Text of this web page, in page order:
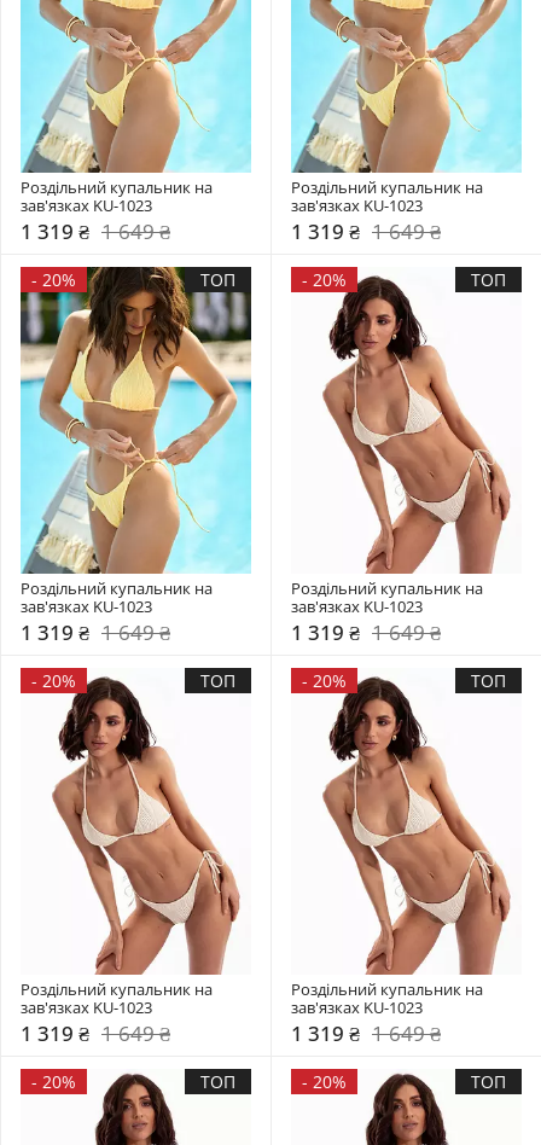
Роздільний купальник на
зав'язках KU-1023
1 319 ₴ 1 649 ₴
Роздільний купальник на
зав'язках KU-1023
1 319 ₴ 1 649 ₴
- 20% ТОП
Роздільний купальник на
зав'язках KU-1023
1 319 ₴ 1 649 ₴
- 20% ТОП
Роздільний купальник на
зав'язках KU-1023
1 319 ₴ 1 649 ₴
- 20% ТОП
Роздільний купальник на
зав'язках KU-1023
1 319 ₴ 1 649 ₴
- 20% ТОП
Роздільний купальник на
зав'язках KU-1023
1 319 ₴ 1 649 ₴
- 20% ТОП - 20% ТОП